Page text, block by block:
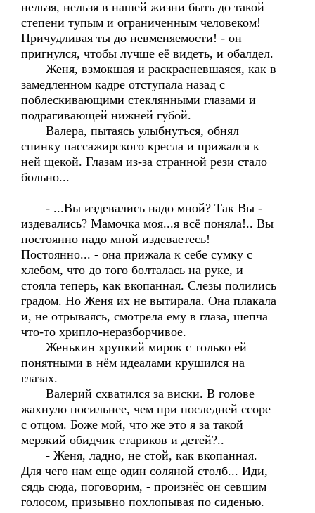
нельзя, нельзя в нашей жизни быть до такой
степени тупым и ограниченным человеком!
Причудливая ты до невменяемости! - он
пригнулся, чтобы лучше её видеть, и обалдел.
Женя, взмокшая и раскрасневшаяся, как в
замедленном кадре отступала назад с
поблескивающими стеклянными глазами и
подрагивающей нижней губой.
Валера, пытаясь улыбнуться, обнял
спинку пассажирского кресла и прижался к
ней щекой. Глазам из-за странной рези стало
больно...
- ...Вы издевались надо мной? Так Вы -
издевались? Мамочка моя...я всё поняла!.. Вы
постоянно надо мной издеваетесь!
Постоянно... - она прижала к себе сумку с
хлебом, что до того болталась на руке, и
стояла теперь, как вкопанная. Слезы полились
градом. Но Женя их не вытирала. Она плакала
и, не отрываясь, смотрела ему в глаза, шепча
что-то хрипло-неразборчивое.
Женькин хрупкий мирок с только ей
понятными в нём идеалами крушился на
глазах.
Валерий схватился за виски. В голове
жахнуло посильнее, чем при последней ссоре
с отцом. Боже мой, что же это я за такой
мерзкий обидчик стариков и детей?..
- Женя, ладно, не стой, как вкопанная.
Для чего нам еще один соляной столб... Иди,
сядь сюда, поговорим, - произнёс он севшим
голосом, призывно похлопывая по сиденью.